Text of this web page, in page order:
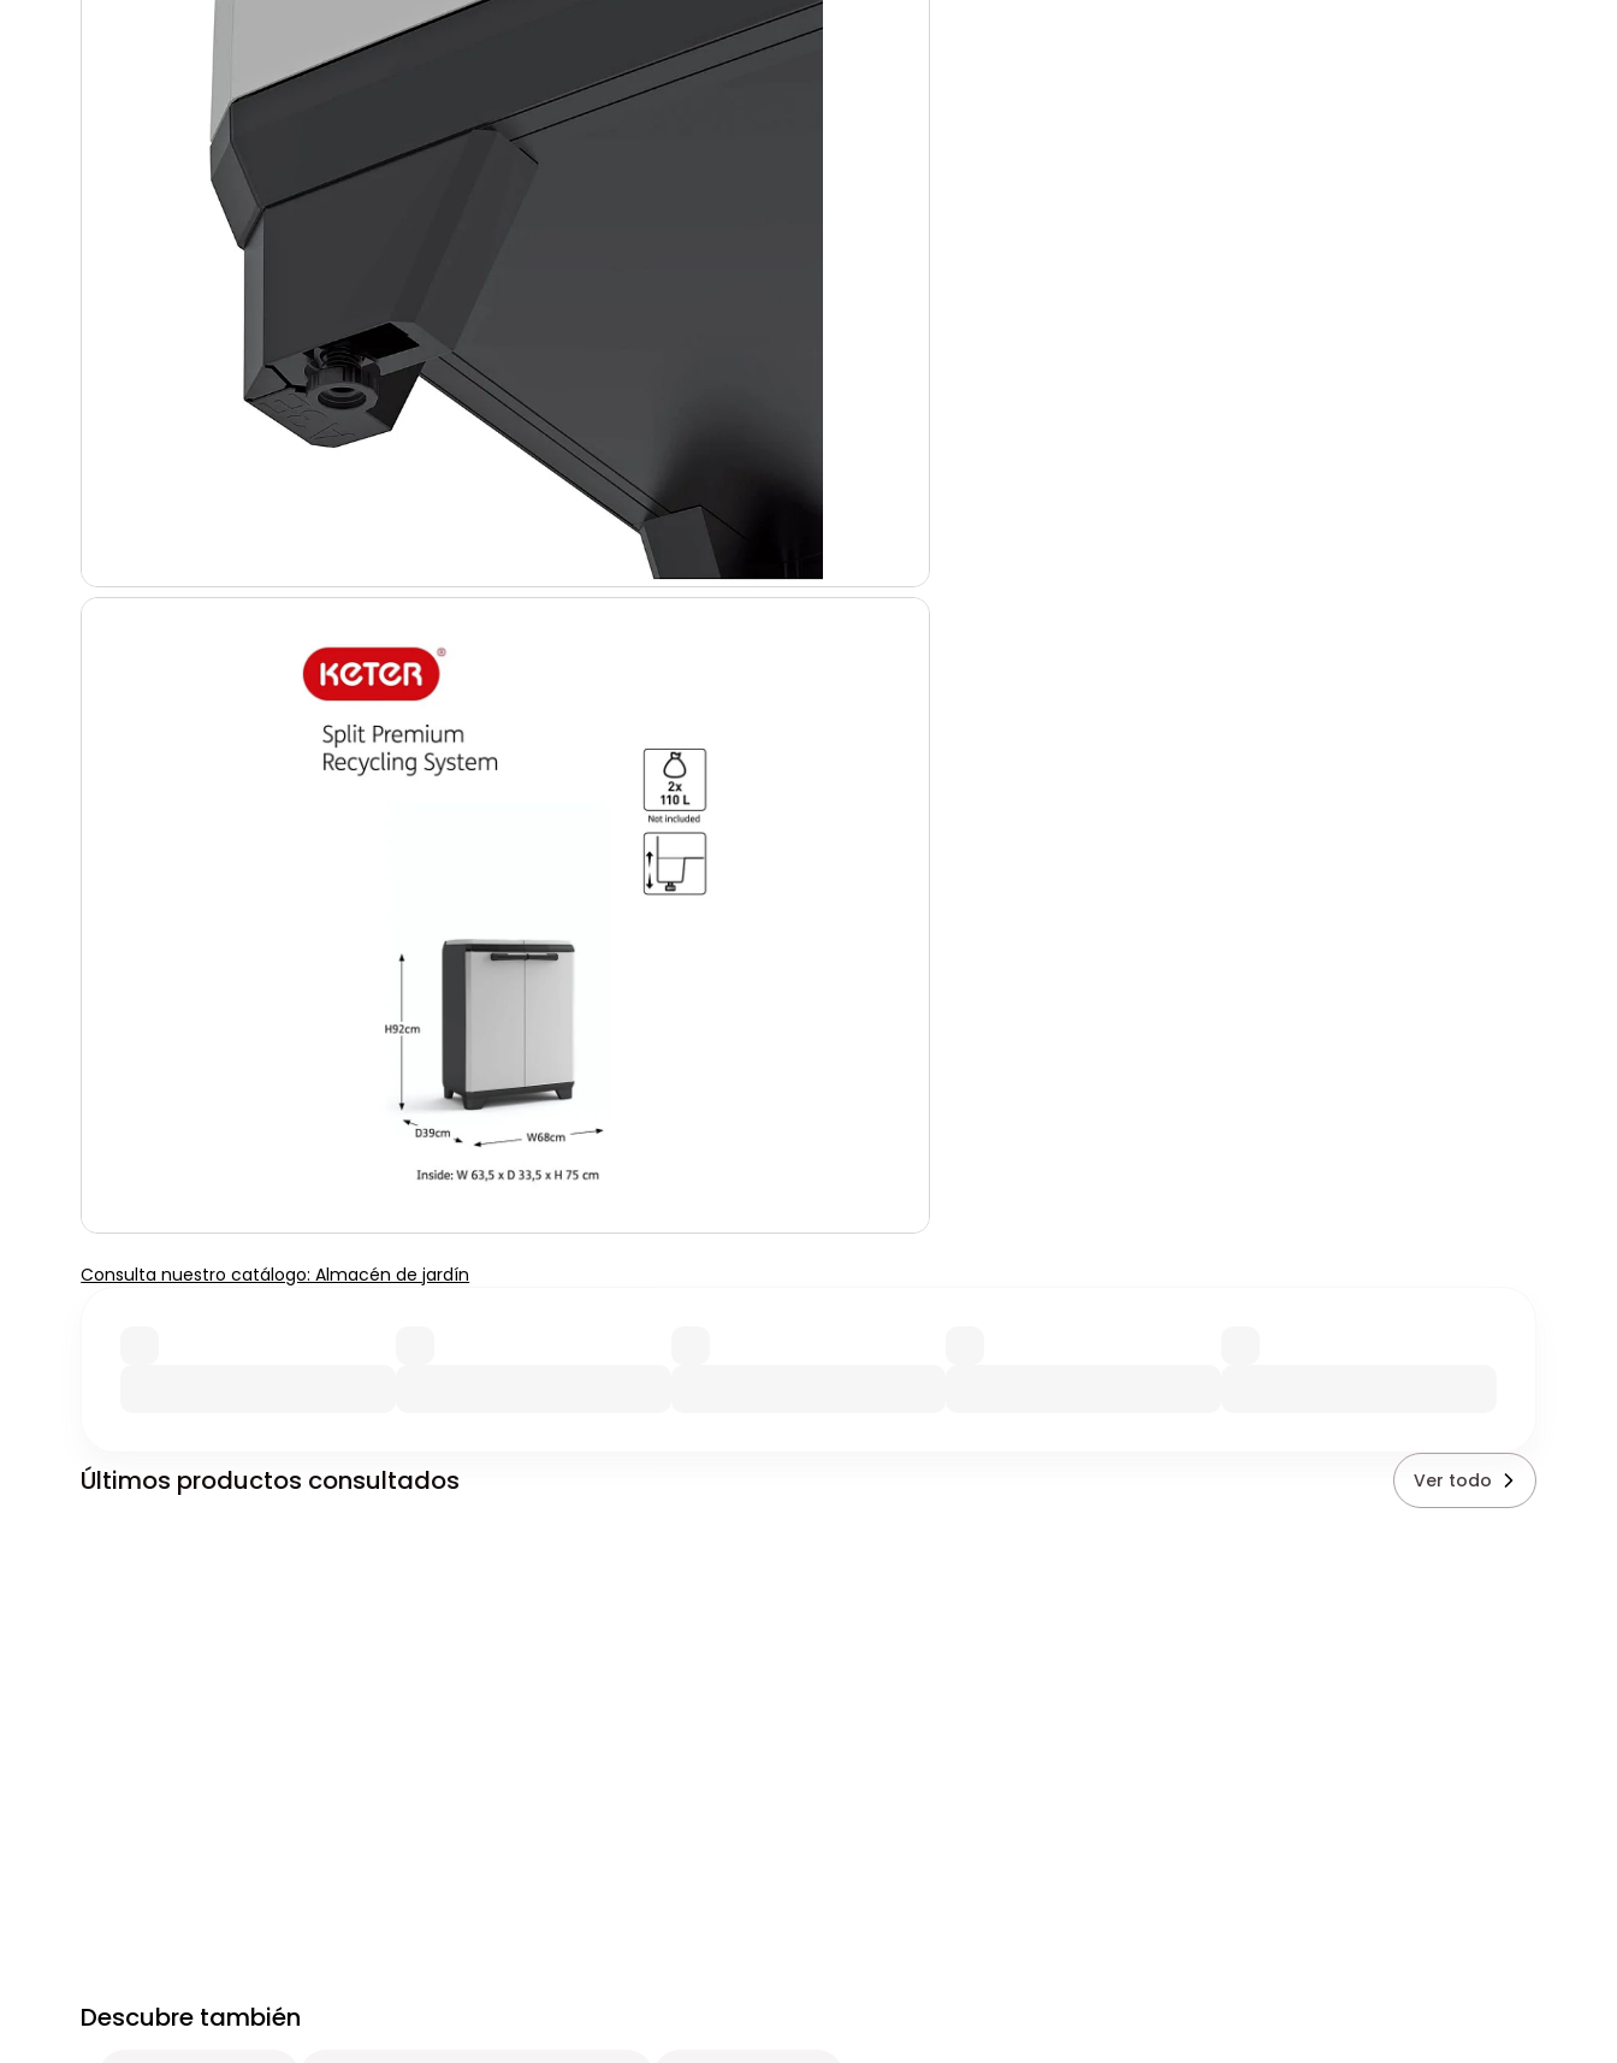
Consulta nuestro catálogo: Almacén de jardín
Últimos productos consultados Ver todo
Descubre también